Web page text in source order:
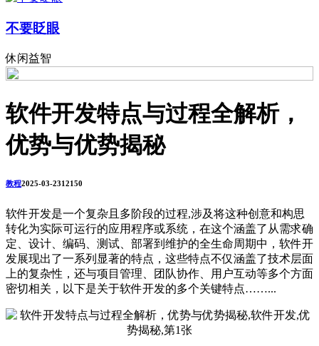
不要眨眼
休闲益智
软件开发特点与过程全解析，
优势与优势揭秘
教程2025-03-2312150
软件开发是一个复杂且多阶段的过程,涉及将这种创意和构思
转化为实际可运行的应用程序或系统，在这个涵盖了从需求确
定、设计、编码、测试、部署到维护的全生命周期中，软件开
发展现出了一系列显著的特点，这些特点不仅涵盖了技术层面
上的复杂性，还与项目管理、团队协作、用户互动等多个方面
密切相关，以下是关于软件开发的多个关键特点……...